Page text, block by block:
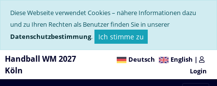
Diese Webseite verwendet Cookies – nähere Informationen dazu
und zu Ihren Rechten als Benutzer finden Sie in unserer
Datenschutzbestimmung. Ich stimme zu
Handball WM 2027
Köln
Deutsch English |
Login